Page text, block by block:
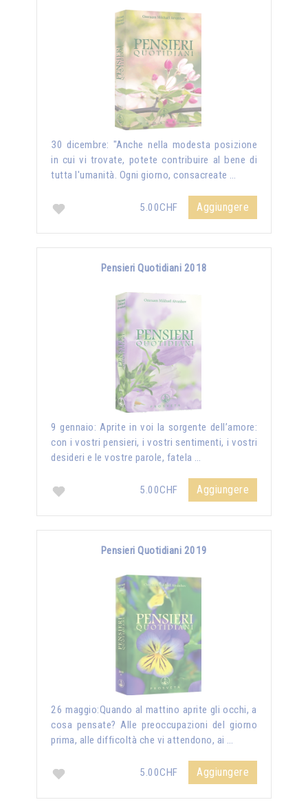
30 dicembre: "Anche nella modesta posizione
in cui vi trovate, potete contribuire al bene di
tutta l'umanità. Ogni giorno, consacreate …
5.00CHF Aggiungere
Pensieri Quotidiani 2018
9 gennaio: Aprite in voi la sorgente dell’amore:
con i vostri pensieri, i vostri sentimenti, i vostri
desideri e le vostre parole, fatela …
5.00CHF Aggiungere
Pensieri Quotidiani 2019
26 maggio:Quando al mattino aprite gli occhi, a
cosa pensate? Alle preoccupazioni del giorno
prima, alle difficoltà che vi attendono, ai …
5.00CHF Aggiungere